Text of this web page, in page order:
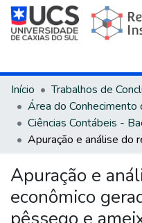
Início
Apuração e
econômico